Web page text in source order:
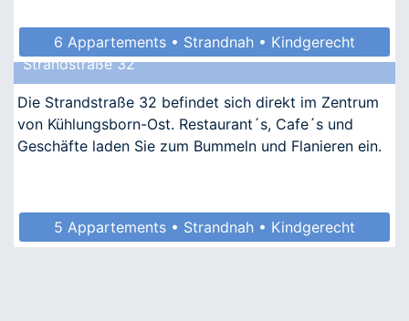
6 Appartements • Strandnah • Kindgerecht
Strandstraße 32
Die Strandstraße 32 befindet sich direkt im Zentrum
von Kühlungsborn-Ost. Restaurant´s, Cafe´s und
Geschäfte laden Sie zum Bummeln und Flanieren ein.
5 Appartements • Strandnah • Kindgerecht